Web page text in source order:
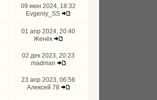
09 июн 2024, 18:32
Evgeniy_SS
01 апр 2024, 20:40
Женёк
02 дек 2023, 20:23
madman
23 апр 2023, 06:56
Алексей 78